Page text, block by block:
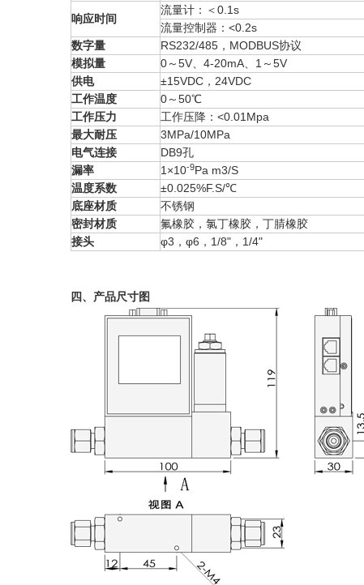
响应时间
流量计：＜0.1s
流量控制器：<0.2s
数字量
RS232/485，MODBUS协议
模拟量
0～5V、4-20mA、1～5V
供电
±15VDC，24VDC
工作温度
0～50℃
工作压力
工作压降：<0.01Mpa
最大耐压
3MPa/10MPa
电气连接
DB9孔
漏率
1×10-9Pa m3/S
温度系数
±0.025%F.S/℃
底座材质
不锈钢
密封材质
氟橡胶，氯丁橡胶，丁腈橡胶
接头
φ3，φ6，1/8"，1/4"
四、产品尺寸图